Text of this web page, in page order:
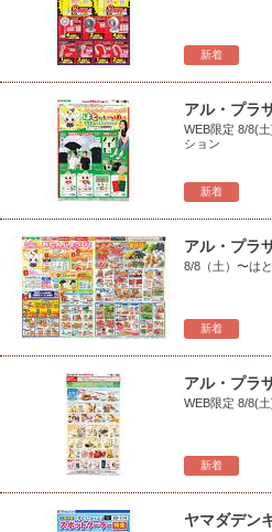
新着
新着
アル・プラ
WEB限定 8/8(
ション
新着
アル・プラ
8/8（土）〜は
新着
アル・プラ
WEB限定 8/8(
ヤマダデン